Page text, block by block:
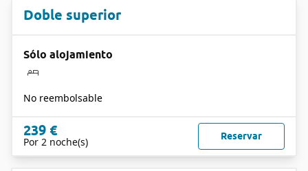
Doble superior
Sólo alojamiento
No reembolsable
239 €
Por 2 noche(s) Reservar